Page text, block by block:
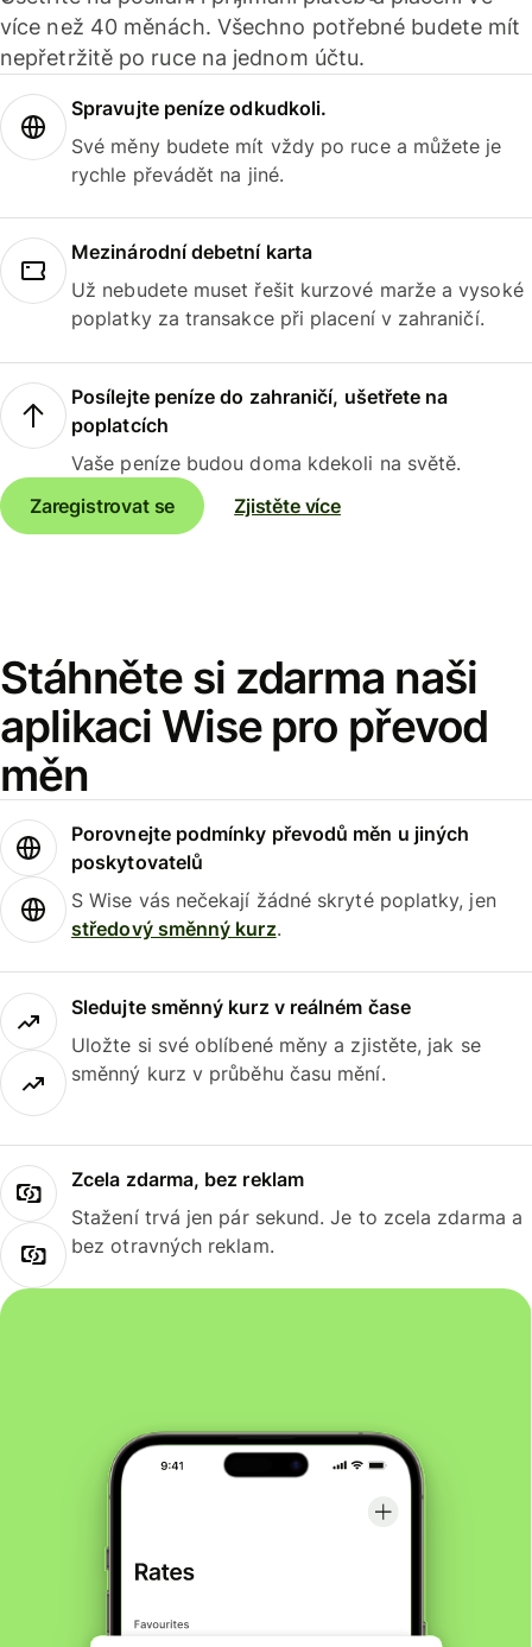
více než 40 měnách. Všechno potřebné budete mít
nepřetržitě po ruce na jednom účtu.
Spravujte peníze odkudkoli.
Své měny budete mít vždy po ruce a můžete je
rychle převádět na jiné.
Mezinárodní debetní karta
Už nebudete muset řešit kurzové marže a vysoké
poplatky za transakce při placení v zahraničí.
Posílejte peníze do zahraničí, ušetřete na
poplatcích
Vaše peníze budou doma kdekoli na světě.
Zaregistrovat se
Zjistěte více
Stáhněte si zdarma naši
aplikaci Wise pro převod
měn
Porovnejte podmínky převodů měn u jiných
poskytovatelů
S Wise vás nečekají žádné skryté poplatky, jen
středový směnný kurz.
Sledujte směnný kurz v reálném čase
Uložte si své oblíbené měny a zjistěte, jak se
směnný kurz v průběhu času mění.
Zcela zdarma, bez reklam
Stažení trvá jen pár sekund. Je to zcela zdarma a
bez otravných reklam.